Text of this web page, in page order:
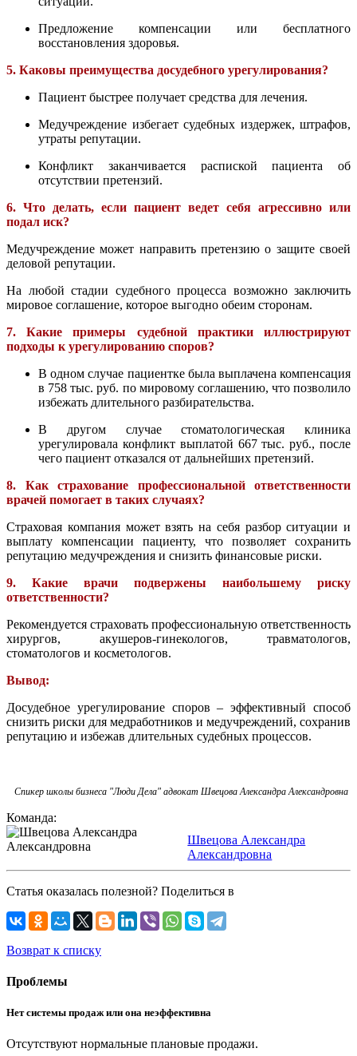
Предложение компенсации или бесплатного
восстановления здоровья.
5. Каковы преимущества досудебного урегулирования?
Пациент быстрее получает средства для лечения.
Медучреждение избегает судебных издержек, штрафов,
утраты репутации.
Конфликт заканчивается распиской пациента об
отсутствии претензий.
6. Что делать, если пациент ведет себя агрессивно или
подал иск?
Медучреждение может направить претензию о защите своей
деловой репутации.
На любой стадии судебного процесса возможно заключить
мировое соглашение, которое выгодно обеим сторонам.
7. Какие примеры судебной практики иллюстрируют
подходы к урегулированию споров?
В одном случае пациентке была выплачена компенсация
в 758 тыс. руб. по мировому соглашению, что позволило
избежать длительного разбирательства.
В другом случае стоматологическая клиника
урегулировала конфликт выплатой 667 тыс. руб., после
чего пациент отказался от дальнейших претензий.
8. Как страхование профессиональной ответственности
врачей помогает в таких случаях?
Страховая компания может взять на себя разбор ситуации и
выплату компенсации пациенту, что позволяет сохранить
репутацию медучреждения и снизить финансовые риски.
9. Какие врачи подвержены наибольшему риску
ответственности?
Рекомендуется страховать профессиональную ответственность
хирургов, акушеров-гинекологов, травматологов,
стоматологов и косметологов.
Вывод:
Досудебное урегулирование споров – эффективный способ
снизить риски для медработников и медучреждений, сохранив
репутацию и избежав длительных судебных процессов.
Спикер школы бизнеса "Люди Дела" адвокат Швецова Александра Александровна
Команда:
Швецова Александра
Александровна
Статья оказалась полезной? Поделиться в
Возврат к списку
Проблемы
Нет системы продаж или она неэффективна
Отсутствуют нормальные плановые продажи.